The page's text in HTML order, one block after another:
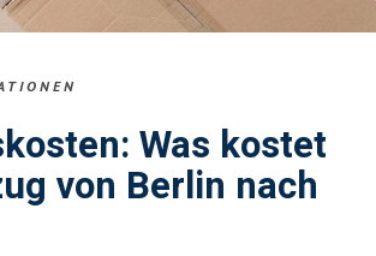
Was kostet
von Berlin nach